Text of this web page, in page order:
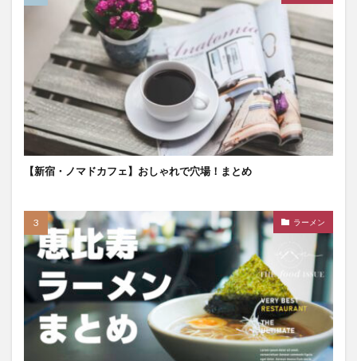
【新宿・ノマドカフェ】おしゃれで穴場！まとめ
ラーメン